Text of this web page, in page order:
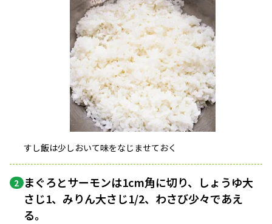
すし飯は少しおいて味をなじませておく
2 まぐろとサーモンは1cm角に切り、しょうゆ大
さじ1、みりん大さじ1/2、わさび少々であえ
る。